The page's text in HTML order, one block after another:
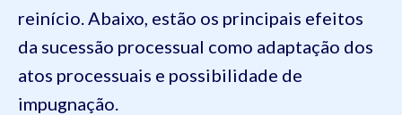
reinício. Abaixo, estão os principais efeitos
da sucessão processual como adaptação dos
atos processuais e possibilidade de
impugnação.